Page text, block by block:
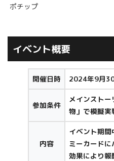
ポチップ
イベント概要
開催日時 2024年9月
参加条件
メインストー
物」で模擬実
内容
イベント期
ミーカードに
効果により報